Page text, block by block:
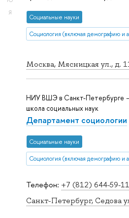
Я
Москва, Мясницкая ул., д.
Социальные науки
Телефон: +7 (812) 644-59-11
Санкт-Петербург, Седова
НИУ ВШЭ в Санкт-Петербурге
школа социальных наук
Департамент социологии
Социальные науки